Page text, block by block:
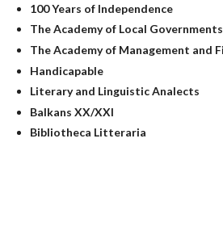
Linguistics
Judaica
Culture and art
Literary Studies
Mathematics
Pedagogy
Textbooks for foreigners
100 Years of Independence
The Academy of Local Governments
The Academy of Management and
Handicapable
Literary and Linguistic Analects
Balkans XX/XXI
Bibliotheca Litteraria